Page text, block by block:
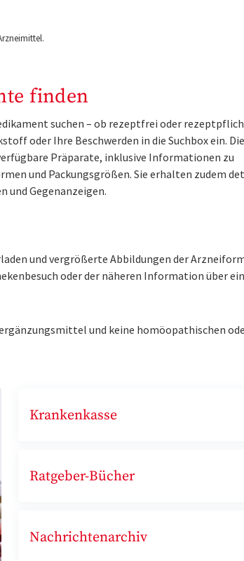
finden
suchen – ob rezeptfrei oder
oder Ihre Beschwerden in die Suchbox ein. Die
Präparate, inklusive Informationen zu
und Packungsgrößen. Sie erhalten zudem
und Gegenanzeigen.
und vergrößerte Abbildungen der
oder der näheren Information über
und keine homöopathischen
Krankenkasse
Ratgeber-Bücher
Nachrichtenarchiv